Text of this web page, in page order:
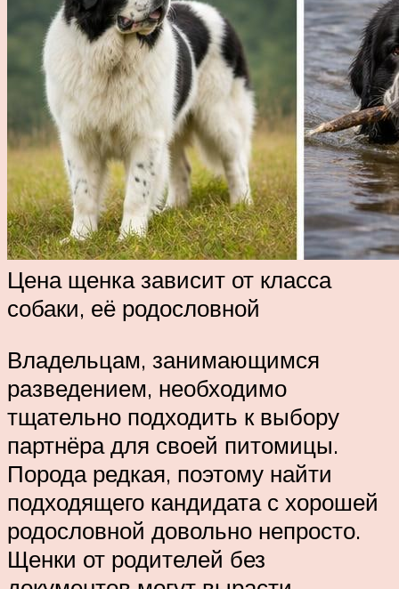
Цена щенка зависит от класса
собаки, её родословной
Владельцам, занимающимся
разведением, необходимо
тщательно подходить к выбору
партнёра для своей питомицы.
Порода редкая, поэтому найти
подходящего кандидата с хорошей
родословной довольно непросто.
Щенки от родителей без